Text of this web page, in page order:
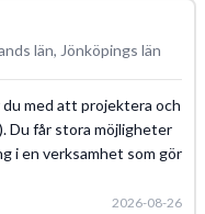
län, Jönköpings län
med att projektera och
Du får stora möjligheter
i en verksamhet som gör
2026-08-26